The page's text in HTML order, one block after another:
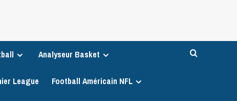
Analyseur Basket
League Football Américain NFL